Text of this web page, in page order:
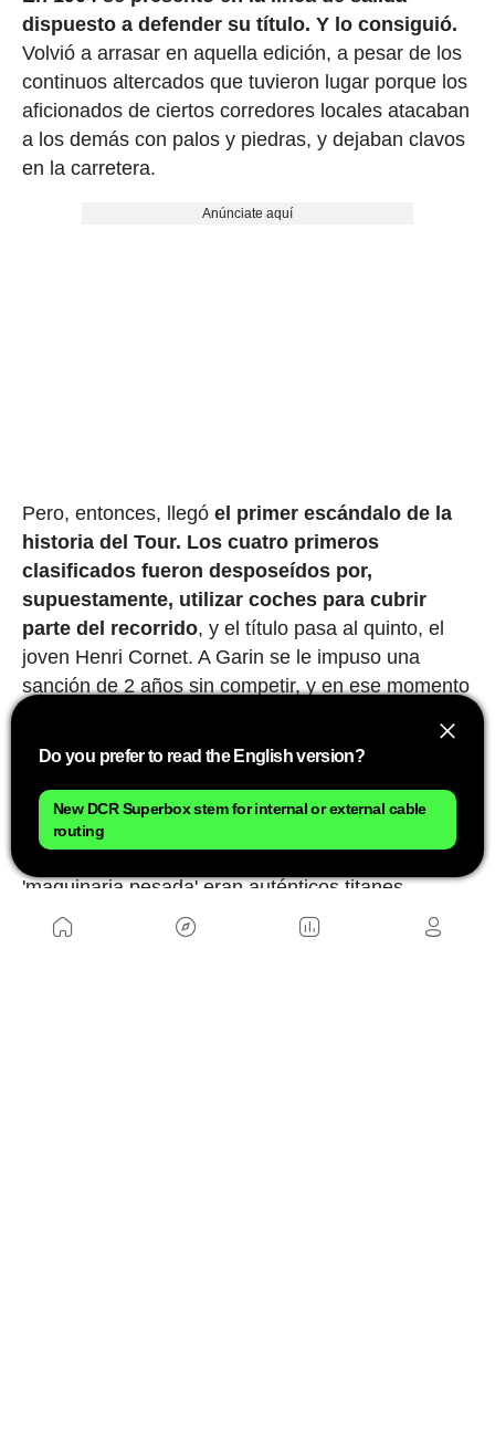
dispuesto a defender su título. Y lo consiguió.
Volvió a arrasar en aquella edición, a pesar de los
continuos altercados que tuvieron lugar porque los
aficionados de ciertos corredores locales atacaban
a los demás con palos y piedras, y dejaban clavos
en la carretera.
Anúnciate aquí
Pero, entonces, llegó el primer escándalo de la
historia del Tour. Los cuatro primeros
clasificados fueron desposeídos por,
supuestamente, utilizar coches para cubrir
parte del recorrido, y el título pasa al quinto, el
joven Henri Cornet. A Garin se le impuso una
sanción de 2 años sin competir, y en ese momento
siempre defendió su inocencia. Lo que está claro
es que, por encima de cualquier consideración
deportiva, aquellos hombres que recorrían
'maquinaria pesada' eran auténticos titanes.
Do you prefer to read the English version?
New DCR Superbox stem for internal or external cable
routing